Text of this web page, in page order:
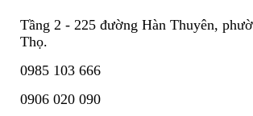
Tầng 2 - 225 đường Hàn Thuyên,
Thọ.
0985 103 666
0906 020 090